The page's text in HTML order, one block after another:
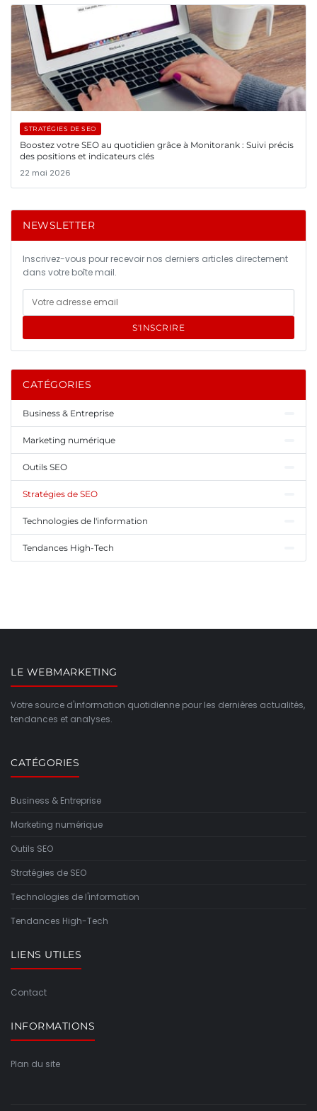
STRATÉGIES DE SEO
Boostez votre SEO au quotidien grâce à Monitorank : Suivi précis
des positions et indicateurs clés
22 mai 2026
NEWSLETTER
Inscrivez-vous pour recevoir nos derniers articles directement
dans votre boîte mail.
S'INSCRIRE
CATÉGORIES
Business & Entreprise
Marketing numérique
Outils SEO
Stratégies de SEO
Technologies de l'information
Tendances High-Tech
LE WEBMARKETING
Votre source d'information quotidienne pour les dernières actualités,
tendances et analyses.
CATÉGORIES
Business & Entreprise
Marketing numérique
Outils SEO
Stratégies de SEO
Technologies de l'information
Tendances High-Tech
LIENS UTILES
Contact
INFORMATIONS
Plan du site